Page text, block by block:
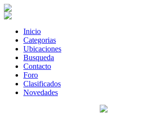
Inicio
Categorias
Ubicaciones
Busqueda
Contacto
Foro
Clasificados
Novedades